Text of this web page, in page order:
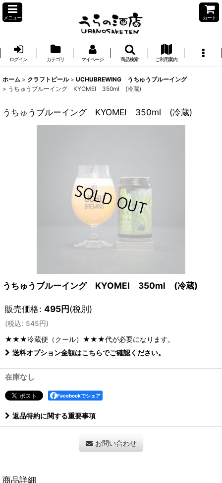
メニュー カート
ログイン カテゴリ マイページ 商品検索 ご利用案内
ホーム > クラフトビール > UCHUBREWING うちゅうブルーイング
> うちゅうブルーイング KYOMEI 350ml (冷蔵)
うちゅうブルーイング KYOMEI 350ml (冷蔵)
うちゅうブルーイング KYOMEI 350ml (冷蔵)
販売価格: 495円(税別)
(税込: 545円)
★★★冷蔵便（クール）★★★代が必要になります。
送料オプション金額はこちらでご確認ください。
在庫なし
Facebookでシェア
返品特約に関する重要事項
お問い合わせ
商品詳細